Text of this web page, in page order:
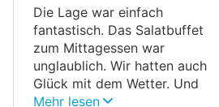
Die Lage war einfach
fantastisch. Das Salatbuffet
zum Mittagessen war
unglaublich. Wir hatten auch
Glück mit dem Wetter. Und
das Frühstück war unglaublich
Mehr lesen